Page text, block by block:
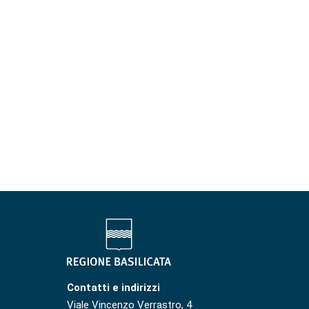
Contatti e indirizzi
Viale Vincenzo Verrastro, 4